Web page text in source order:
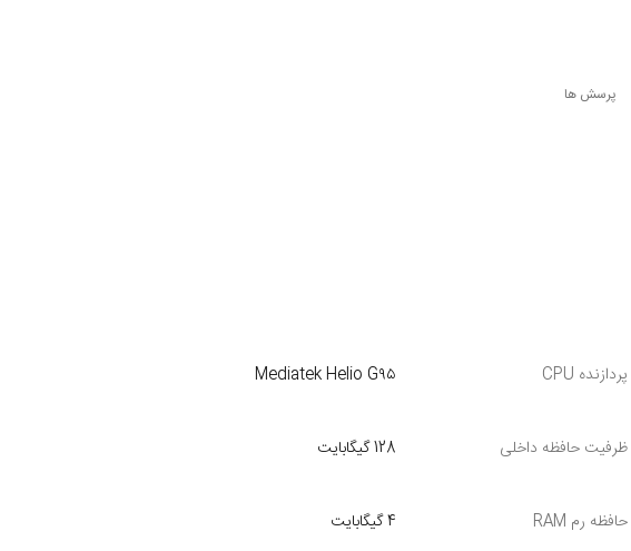
پرسش ها
پردازنده CPU Mediatek Helio G۹۵
ظرفیت حافظه داخلی 128 گیگابایت
حافظه رم RAM 4 گیگابایت